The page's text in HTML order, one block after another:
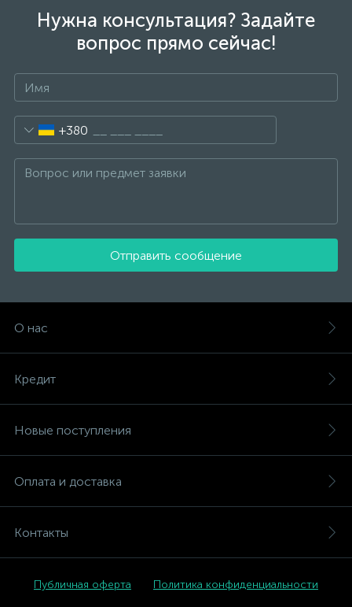
Нужна консультация? Задайте
вопрос прямо сейчас!
+380
Отправить сообщение
О нас
Кредит
Новые поступления
Оплата и доставка
Контакты
Публичная оферта Политика конфиденциальности